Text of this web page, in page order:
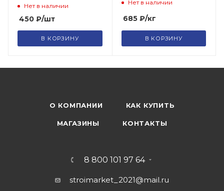
Нет в наличии
450 ₽/шт
В КОРЗИНУ
Нет в наличии
685₽/кг
В КОРЗИНУ
О КОМПАНИИ КАК КУПИТЬ
МАГАЗИНЫ КОНТАКТЫ
8 800 101 97 64
stroimarket_2021@mail.ru